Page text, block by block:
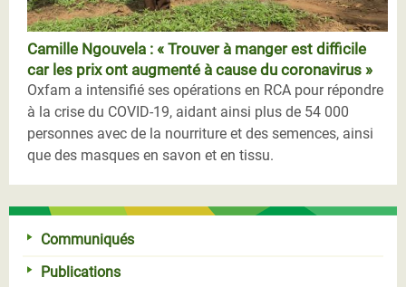
Camille Ngouvela : « Trouver à manger est difficile
car les prix ont augmenté à cause du coronavirus »
Oxfam a intensifié ses opérations en RCA pour répondre
à la crise du COVID-19, aidant ainsi plus de 54 000
personnes avec de la nourriture et des semences, ainsi
que des masques en savon et en tissu.
Communiqués
Publications